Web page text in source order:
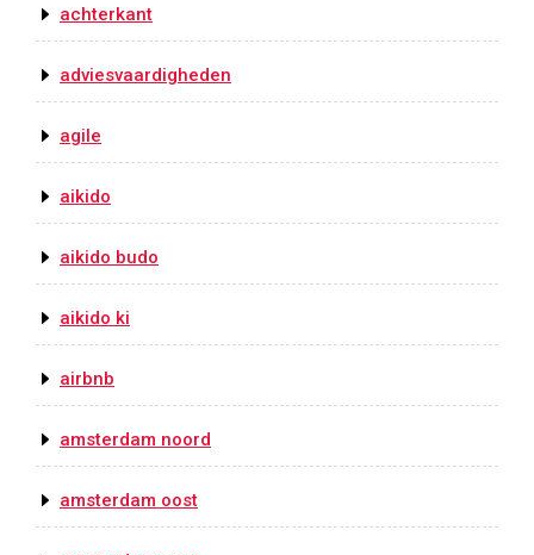
achterkant
adviesvaardigheden
agile
aikido
aikido budo
aikido ki
airbnb
amsterdam noord
amsterdam oost